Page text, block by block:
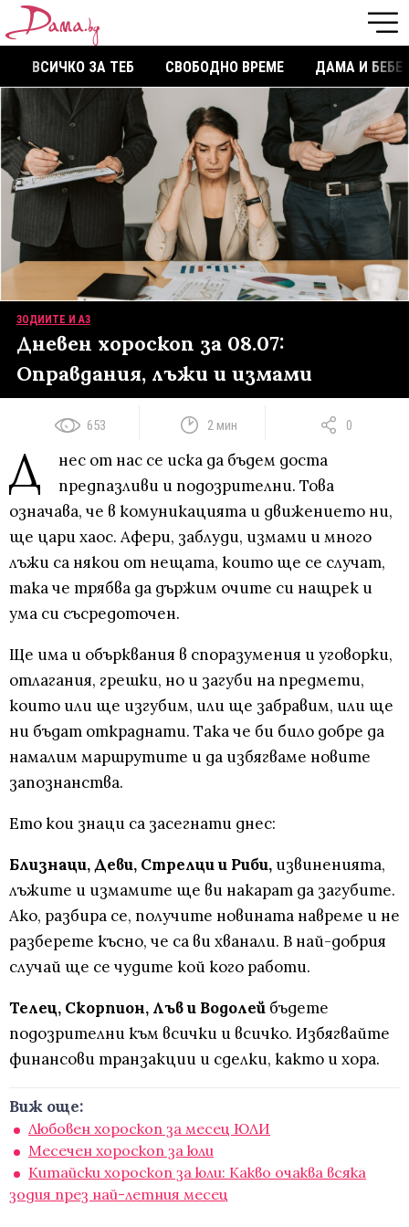
ВСИЧКО ЗА ТЕБ СВОБОДНО ВРЕМЕ ДАМА И БЕБЕ
ЗОДИИТЕ И АЗ
Дневен хороскоп за 08.07:
Оправдания, лъжи и измами
653 2 мин 0
Д
нес от нас се иска да бъдем доста
предпазливи и подозрителни. Това
означава, че в комуникацията и движението ни,
ще цари хаос. Афери, заблуди, измами и много
лъжи са някои от нещата, които ще се случат,
така че трябва да държим очите си нащрек и
ума си съсредоточен.
Ще има и обърквания в споразумения и уговорки,
отлагания, грешки, но и загуби на предмети,
които или ще изгубим, или ще забравим, или ще
ни бъдат откраднати. Така че би било добре да
намалим маршрутите и да избягваме новите
запознанства.
Ето кои знаци са засегнати днес:
Близнаци, Деви, Стрелци и Риби, извиненията,
лъжите и измамите ще ви накарат да загубите.
Ако, разбира се, получите новината навреме и не
разберете късно, че са ви хванали. В най-добрия
случай ще се чудите кой кого работи.
Телец, Скорпион, Лъв и Водолей бъдете
подозрителни към всички и всичко. Избягвайте
финансови транзакции и сделки, както и хора.
Виж още:
Любовен хороскоп за месец ЮЛИ
Месечен хороскоп за юли
Китайски хороскоп за юли: Какво очаква всяка
зодия през най-летния месец